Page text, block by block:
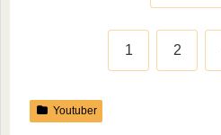
1 2
Youtuber